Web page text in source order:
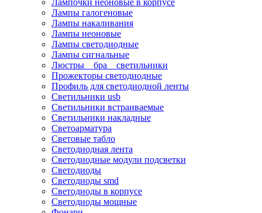
Лампочки неоновые в корпусе
Лампы галогеновые
Лампы накаливания
Лампы неоновые
Лампы светодиодные
Лампы сигнальные
Люстры _ бра _ светильники
Прожекторы светодиодные
Профиль для светодиодной ленты
Светильники usb
Светильники встраиваемые
Светильники накладные
Светоарматура
Световые табло
Светодиодная лента
Светодиодные модули подсветки
Светодиоды
Светодиоды smd
Светодиоды в корпусе
Светодиоды мощные